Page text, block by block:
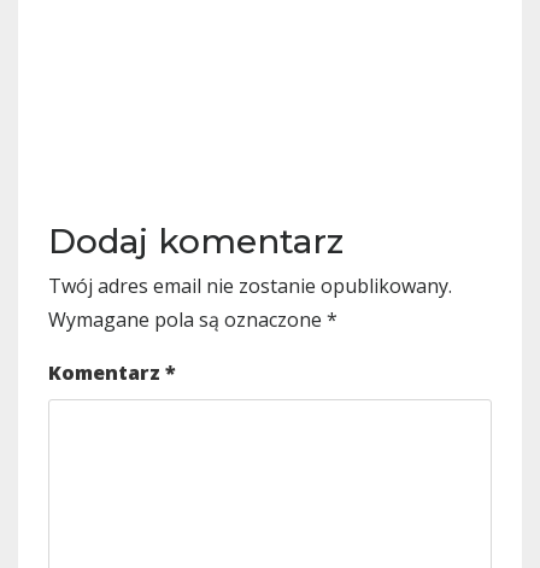
Dodaj komentarz
Twój adres email nie zostanie opublikowany.
Wymagane pola są oznaczone *
Komentarz *